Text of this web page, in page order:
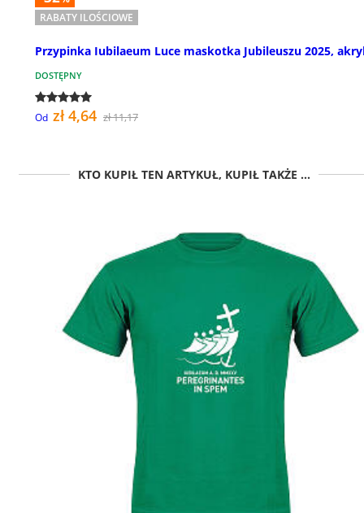
RABATY ILOŚCIOWE
Przypinka Iubilaeum Luce maskotka Jubileuszu 2025,
DOSTĘPNY
Od zł 4,64 zł 11,17
KTO KUPIŁ TEN ARTYKUŁ, KUPIŁ TAKŻE ...